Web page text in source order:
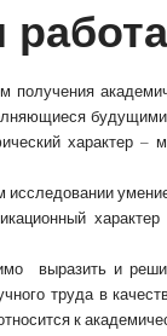
работа
характер –
выразить и
труда в
к